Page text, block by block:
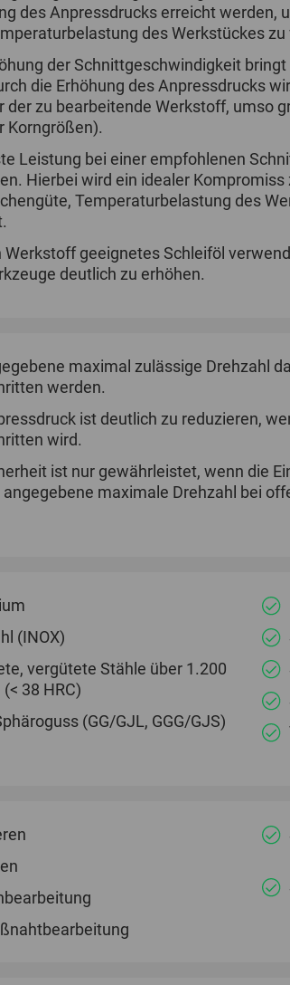
des Anpressdrucks erreicht werden,
des Werkstückes zu
der Schnittgeschwindigkeit
die Erhöhung des Anpressdrucks
der zu bearbeitende Werkstoff, umso
Korngrößen).
Leistung bei einer empfohlenen
Hierbei wird ein idealer
Temperaturbelastung des
Werkstoff geeignetes Schleiföl
deutlich zu erhöhen.
maximal zulässige Drehzahl
werden.
ist deutlich zu reduzieren,
wird.
ist nur gewährleistet, wenn die
angegebene maximale Drehzahl bei
(INOX)
vergütete Stähle über 1.200
38 HRC)
(GG/GJL, GGG/GJS)